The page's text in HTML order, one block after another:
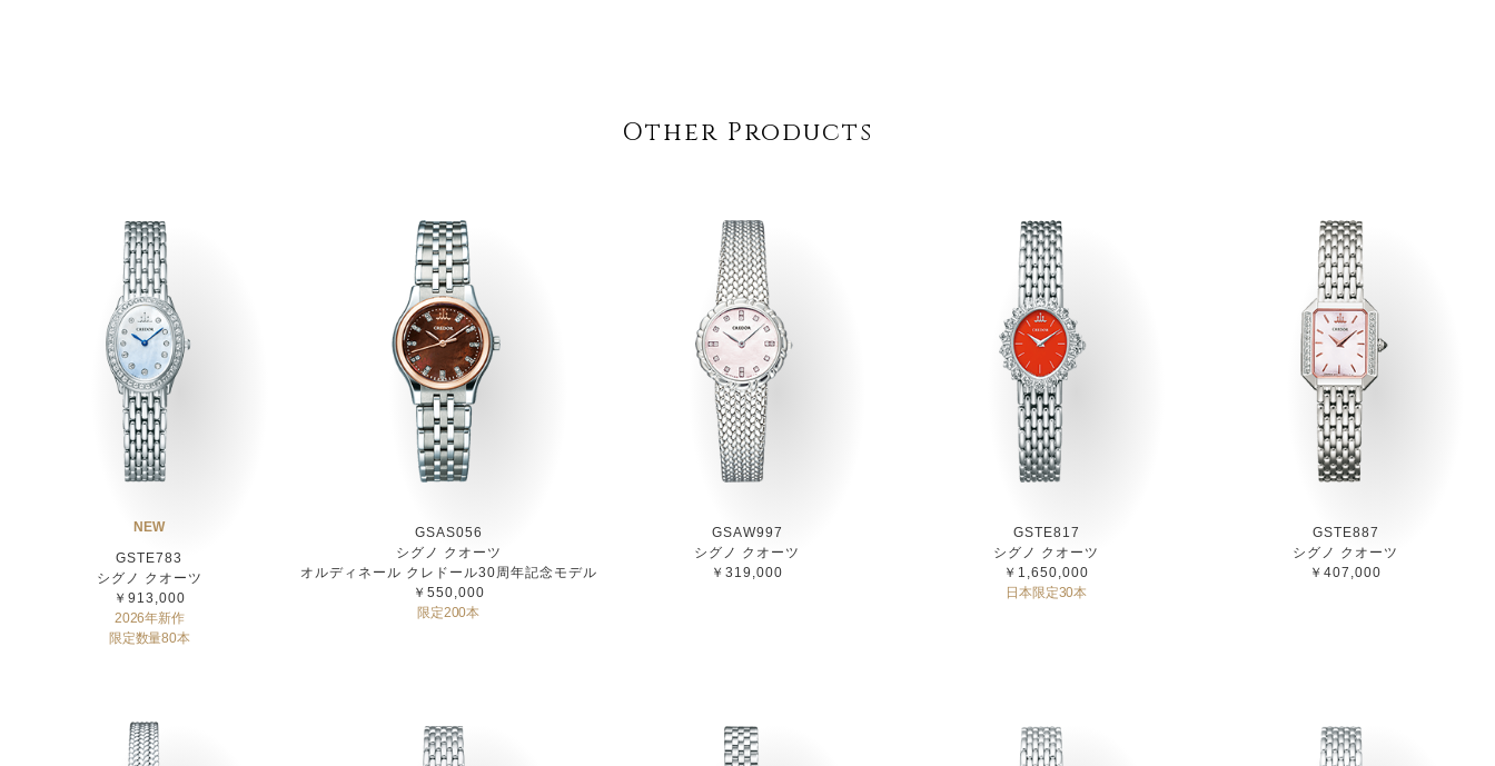
Other Products
NEW
GSTE783
シグノ クオーツ
￥913,000
2026年新作
限定数量80本
GSAS056
シグノ クオーツ
オルディネール クレドール30周年記念モデル
￥550,000
限定200本
GSAW997
シグノ クオーツ
￥319,000
GSTE817
シグノ クオーツ
￥1,650,000
日本限定30本
GSTE887
シグノ クオーツ
￥407,000